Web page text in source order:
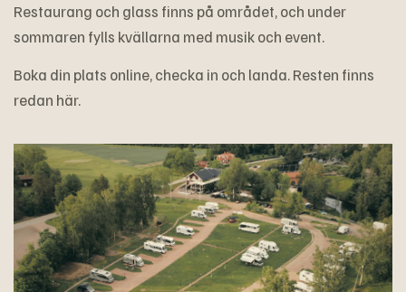
Restaurang och glass finns på området, och under
sommaren fylls kvällarna med musik och event.
Boka din plats online, checka in och landa. Resten finns
redan här.